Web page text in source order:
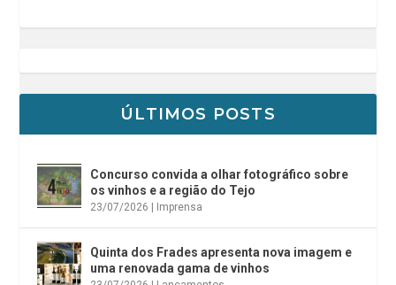
ÚLTIMOS POSTS
Concurso convida a olhar fotográfico sobre
os vinhos e a região do Tejo
23/07/2026 Imprensa
Quinta dos Frades apresenta nova imagem e
uma renovada gama de vinhos